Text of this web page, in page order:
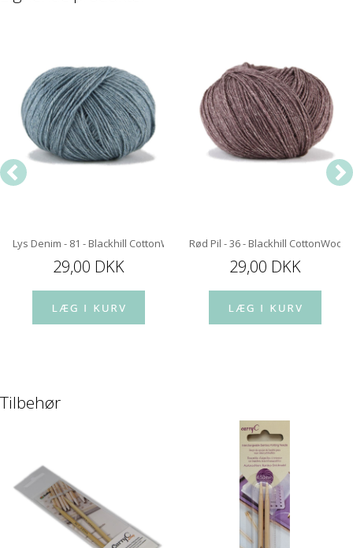
Lys Denim - 81 - Blackhill CottonWool Fine
29,00 DKK
Rød Pil - 36 - Blackhill CottonWool
29,00 DKK
Tilbehør